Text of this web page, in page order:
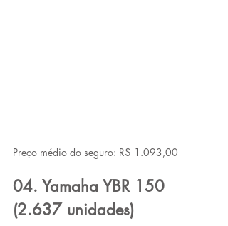
Preço médio do seguro: R$ 1.093,00
04. Yamaha YBR 150
(2.637 unidades)